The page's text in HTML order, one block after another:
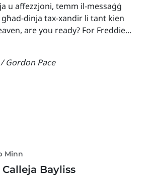
u affezzjoni, temm il-messaġġ
dinja tax-xandir li tant kien
are you ready? For Freddie...
Gordon Pace
Minn
Bayliss